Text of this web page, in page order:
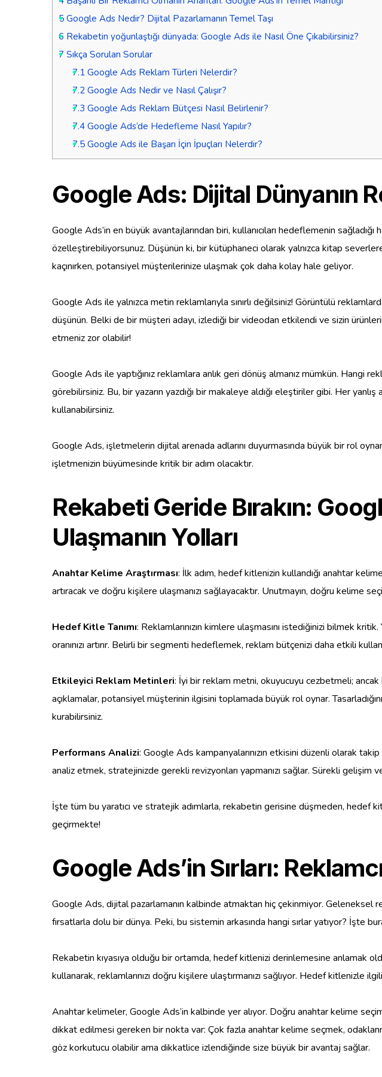
5 Google Ads Nedir? Dijital Pazarlamanın Temel Taşı
6 Rekabetin yoğunlaştığı dünyada: Google Ads ile Nasıl Öne Çıkabilirsiniz?
7 Sıkça Sorulan Sorular
7.1Google Ads Reklam Türleri Nelerdir?
7.2Google Ads Nedir ve Nasıl Çalışır?
7.3 Google Ads Reklam Bütçesi Nasıl Belirlenir?
7.4Google Ads’de Hedefleme Nasıl Yapılır?
7.5Google Ads ile Başarı İçin İpuçları Nelerdir?
Google Ads: Dijital Dünyanın
Google Ads’in en büyük avantajlarından biri, kullanıcıları hedeflemenin
özelleştirebiliyorsunuz. Düşünün ki, bir kütüphaneci olarak yalnızca kitap
kaçınırken, potansiyel müşterilerinize ulaşmak çok daha kolay hale geliyor.
Google Ads ile yalnızca metin reklamlarıyla sınırlı değilsiniz! Görüntülü
düşünün. Belki de bir müşteri adayı, izlediği bir videodan etkilendi ve sizin
etmeniz zor olabilir!
Google Ads ile yaptığınız reklamlara anlık geri dönüş almanız mümkün. Hangi
görebilirsiniz. Bu, bir yazarın yazdığı bir makaleye aldığı eleştiriler gibi. Her
kullanabilirsiniz.
Google Ads, işletmelerin dijital arenada adlarını duyurmasında büyük bir rol
işletmenizin büyümesinde kritik bir adım olacaktır.
Rekabeti Geride Bırakın:
Ulaşmanın Yolları
Anahtar Kelime Araştırması: İlk adım, hedef kitlenizin kullandığı anahtar
artıracak ve doğru kişilere ulaşmanızı sağlayacaktır. Unutmayın, doğru kelime
Hedef Kitle Tanımı: Reklamlarınızın kimlere ulaşmasını istediğinizi bilmek
oranınızı artırır. Belirli bir segmenti hedeflemek, reklam bütçenizi daha etkili
Etkileyici Reklam Metinleri: İyi bir reklam metni, okuyucuyu cezbetmeli;
açıklamalar, potansiyel müşterinin ilgisini toplamada büyük rol oynar.
kurabilirsiniz.
Performans Analizi: Google Ads kampanyalarınızın etkisini düzenli olarak
analiz etmek, stratejinizde gerekli revizyonları yapmanızı sağlar. Sürekli gelişim
İşte tüm bu yaratıcı ve stratejik adımlarla, rekabetin gerisine düşmeden, hedef
geçirmekte!
Google Ads’in Sırları:
Google Ads, dijital pazarlamanın kalbinde atmaktan hiç çekinmiyor. Geleneksel
fırsatlarla dolu bir dünya. Peki, bu sistemin arkasında hangi sırlar yatıyor? İşte
Rekabetin kıyasıya olduğu bir ortamda, hedef kitlenizi derinlemesine anlamak
kullanarak, reklamlarınızı doğru kişilere ulaştırmanızı sağlıyor. Hedef kitlenizle
Anahtar kelimeler, Google Ads’in kalbinde yer alıyor. Doğru anahtar kelime
dikkat edilmesi gereken bir nokta var: Çok fazla anahtar kelime seçmek,
göz korkutucu olabilir ama dikkatlice izlendiğinde size büyük bir avantaj sağlar.